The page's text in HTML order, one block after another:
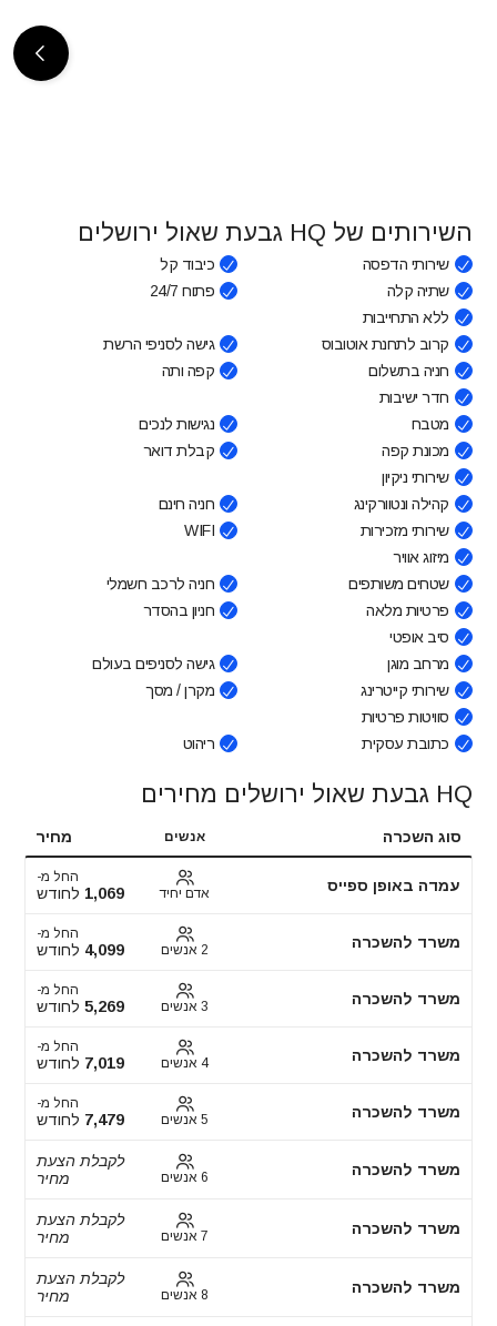
השירותים של HQ גבעת שאול ירושלים
שירותי הדפסה
כיבוד קל
שתיה קלה
פתוח 24/7
ללא התחייבות
קרוב לתחנת אוטובוס
גישה לסניפי הרשת
חניה בתשלום
קפה ותה
חדר ישיבות
מטבח
נגישות לנכים
מכונת קפה
קבלת דואר
שירותי ניקיון
קהילה ונטוורקינג
חניה חינם
שירותי מזכירות
WIFI
מיזוג אוויר
שטחים משותפים
חניה לרכב חשמלי
פרטיות מלאה
חניון בהסדר
סיב אופטי
מרחב מוגן
גישה לסניפים בעולם
שירותי קייטרינג
מקרן / מסך
סוויטות פרטיות
כתובת עסקית
ריהוט
HQ גבעת שאול ירושלים מחירים
סוג השכרה אנשים מחיר
עמדה באופן ספייס אדם יחיד
החל מ-
1,069 לחודש
משרד להשכרה 2 אנשים
החל מ-
4,099 לחודש
משרד להשכרה 3 אנשים
החל מ-
5,269 לחודש
משרד להשכרה 4 אנשים
החל מ-
7,019 לחודש
משרד להשכרה 5 אנשים
החל מ-
7,479 לחודש
משרד להשכרה 6 אנשים
לקבלת הצעת
מחיר
משרד להשכרה 7 אנשים
לקבלת הצעת
מחיר
משרד להשכרה 8 אנשים
לקבלת הצעת
מחיר